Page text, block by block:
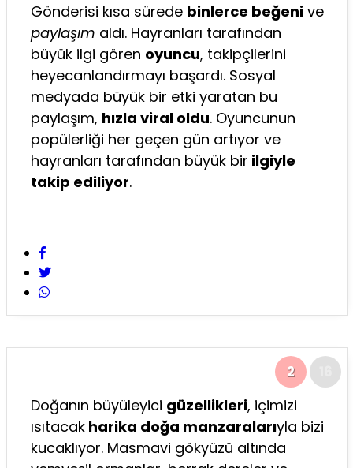
Gönderisi kısa sürede binlerce beğeni ve
paylaşım aldı. Hayranları tarafından
büyük ilgi gören oyuncu, takipçilerini
heyecanlandırmayı başardı. Sosyal
medyada büyük bir etki yaratan bu
paylaşım, hızla viral oldu. Oyuncunun
popülerliği her geçen gün artıyor ve
hayranları tarafından büyük bir ilgiyle
takip ediliyor.
2
Doğanın büyüleyici güzellikleri, içimizi
ısıtacak harika doğa manzaralarıyla bizi
kucaklıyor. Masmavi gökyüzü altında